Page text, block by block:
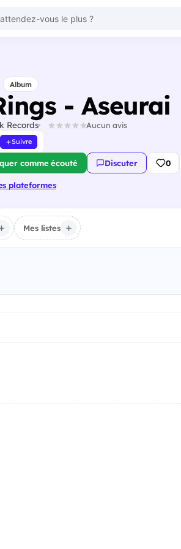
Album
- Aseurai
Records Aucun avis
Suivre
comme écouté Discuter 0
plateformes
Mes listes